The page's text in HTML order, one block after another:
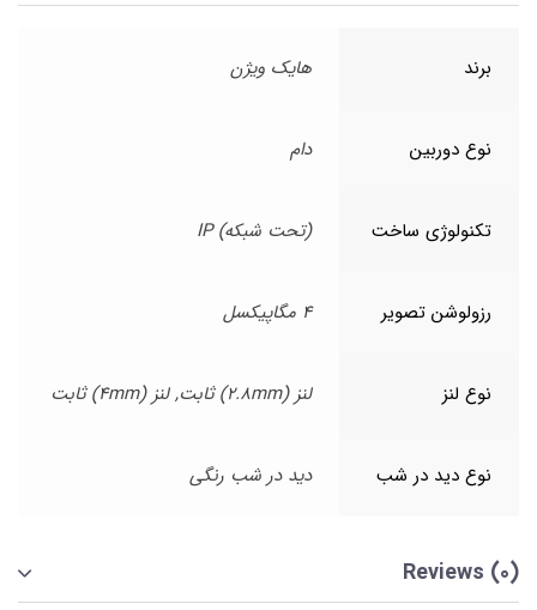
برند هایک ویژن
نوع دوربین دام
تکنولوژی ساخت (تحت شبکه) IP
رزولوشن تصویر 4 مگاپیکسل
نوع لنز لنز (2.8mm) ثابت, لنز (4mm) ثابت
نوع دید در شب دید در شب رنگی
Reviews (0)